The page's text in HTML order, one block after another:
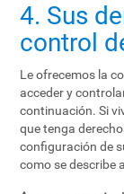
4. Sus
control
Le ofrecemos la
acceder y
continuación. Si
que tenga
configuración de
como se describe